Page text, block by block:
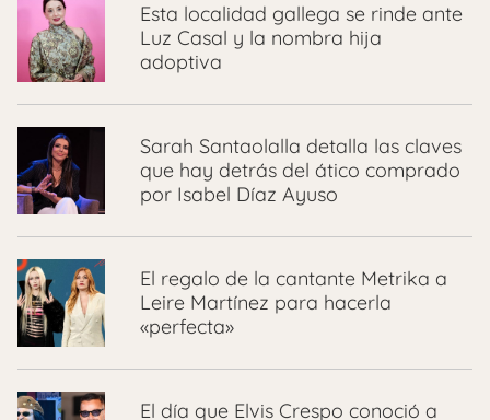
Esta localidad gallega se rinde ante
Luz Casal y la nombra hija
adoptiva
Sarah Santaolalla detalla las claves
que hay detrás del ático comprado
por Isabel Díaz Ayuso
El regalo de la cantante Metrika a
Leire Martínez para hacerla
«perfecta»
El día que Elvis Crespo conoció a